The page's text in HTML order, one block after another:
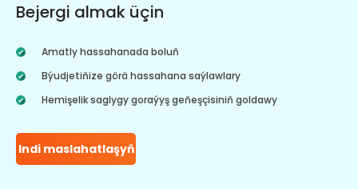
Bejergi almak üçin
Amatly hassahanada boluň
Býudjetiňize görä hassahana saýlawlary
Hemişelik saglygy goraýyş geňeşçisiniň goldawy
Indi maslahatlaşyň